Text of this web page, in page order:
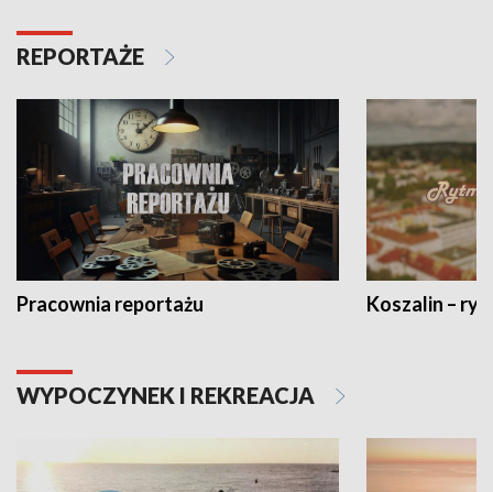
REPORTAŻE
Pracownia reportażu Koszalin –
WYPOCZYNEK I REKREACJA